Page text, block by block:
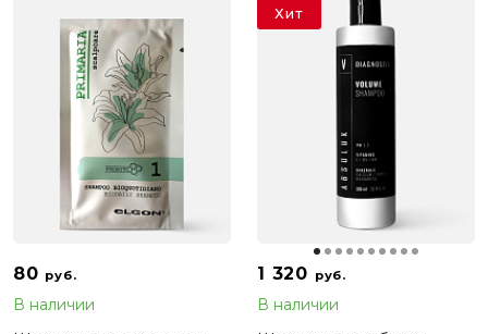
80 руб.
В наличии
1 320 руб.
В наличии
Хит